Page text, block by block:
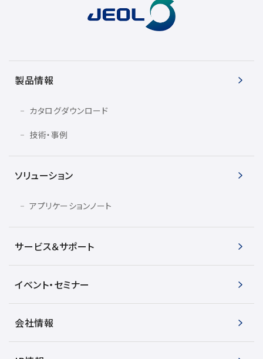
カタログダウンロード
お客様紹介 / 開発秘話
用語集
お薦め消耗品
生産終了製品
製品情報
カタログダウンロード
技術・事例
ソリューション
アプリケーションノート
サービス＆サポート
イベント・セミナー
会社情報